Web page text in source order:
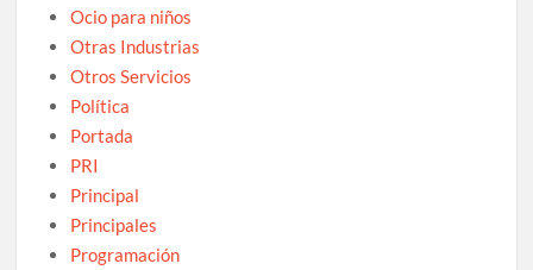
Ocio para niños
Otras Industrias
Otros Servicios
Política
Portada
PRI
Principal
Principales
Programación